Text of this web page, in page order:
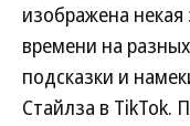
изображена
времени на
подсказки и
Стайлза в TikTok.